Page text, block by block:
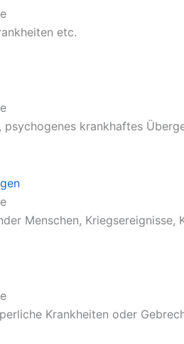
etc.
psychogenes krankhaftes
Menschen,
Krankheiten oder